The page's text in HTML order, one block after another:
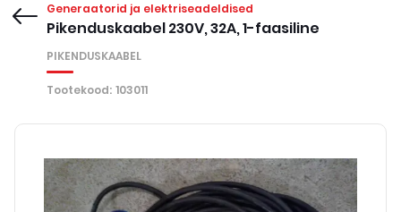
Generaatorid ja elektriseadeldised
Pikenduskaabel 230V, 32A, 1-faasiline
PIKENDUSKAABEL
Tootekood: 103011